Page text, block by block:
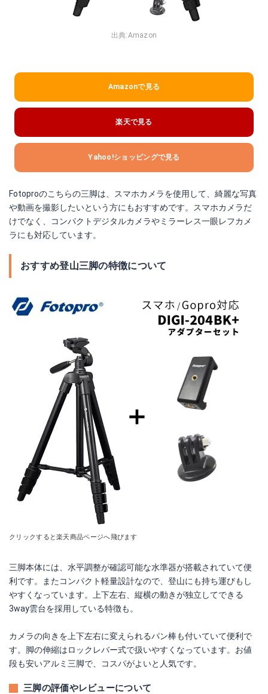
出典:Amazon
Amazonで見る
楽天で見る
Yahoo!ショッピングで見る
Fotoproのこちらの三脚は、スマホカメラを使用して、綺麗な写真
や動画を撮影したいという方にもおすすめです。スマホカメラだ
けでなく、コンパクトデジタルカメラやミラーレス一眼レフカメ
ラにも対応しています。
おすすめ登山三脚の特徴について
クリックすると楽天商品ページへ飛びます
三脚本体には、水平調整が確認可能な水準器が搭載されていて便
利です。またコンパクト軽量設計なので、登山にも持ち運びもし
やすくなっています。上下左右、縦横の動きが独立してできる
3way雲台を採用している特徴も。
カメラの向きを上下左右に変えられるパン棒も付いていて便利で
す。脚の伸縮はロックレバー式で扱いやすくなっています。お値
段も安いアルミ三脚で、コスパがよいと人気です。
三脚の評価やレビューについて